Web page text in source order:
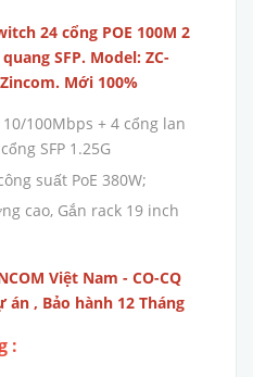
24 cổng POE 100M 2
SFP. Model: ZC-
Zincom. Mới 100%
10/100Mbps + 4 cổng lan
SFP 1.25G
suất PoE 380W;
cao, Gắn rack 19 inch
Việt Nam - CO-CQ
, Bảo hành 12 Tháng
: